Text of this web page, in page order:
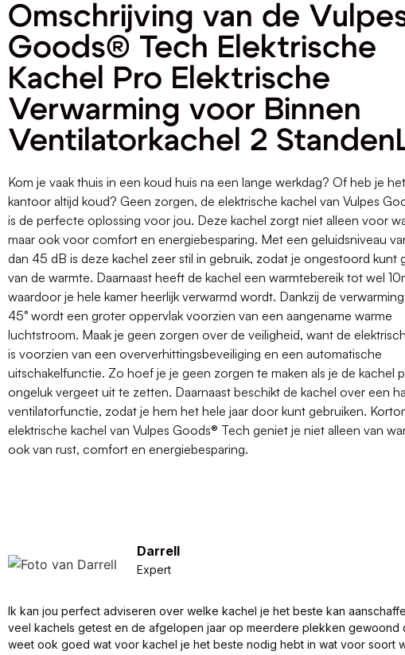
Omschrijving van de
Goods® Tech Elektrische
Kachel Pro Elektrische
Verwarming voor Binnen
Ventilatorkachel 2
Kom je vaak thuis in een koud huis na een lange werkdag? Of heb je
kantoor altijd koud? Geen zorgen, de elektrische kachel van Vulpes
is de perfecte oplossing voor jou. Deze kachel zorgt niet alleen voor
maar ook voor comfort en energiebesparing. Met een geluidsniveau
dan 45 dB is deze kachel zeer stil in gebruik, zodat je ongestoord kunt
van de warmte. Daarnaast heeft de kachel een warmtebereik tot wel
waardoor je hele kamer heerlijk verwarmd wordt. Dankzij de
45° wordt een groter oppervlak voorzien van een aangename warme
luchtstroom. Maak je geen zorgen over de veiligheid, want de
is voorzien van een oververhittingsbeveiliging en een automatische
uitschakelfunctie. Zo hoef je je geen zorgen te maken als je de kachel
ongeluk vergeet uit te zetten. Daarnaast beschikt de kachel over een
ventilatorfunctie, zodat je hem het hele jaar door kunt gebruiken.
elektrische kachel van Vulpes Goods® Tech geniet je niet alleen van
ook van rust, comfort en energiebesparing.
Darrell
Expert
Ik kan jou perfect adviseren over welke kachel je het beste kan
veel kachels getest en de afgelopen jaar op meerdere plekken gewoond
weet ook goed wat voor kachel je het beste nodig hebt in wat voor soort